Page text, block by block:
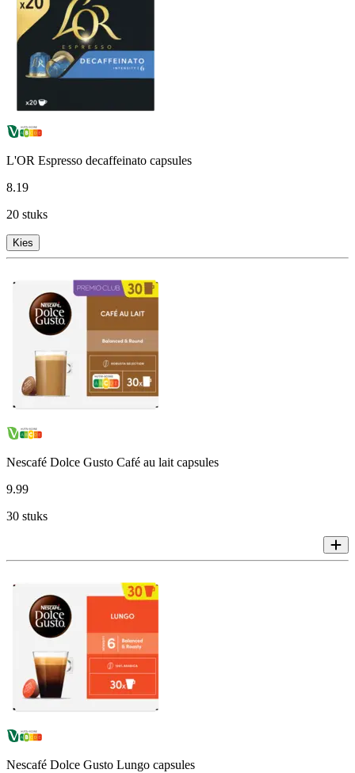
L'OR Espresso decaffeinato capsules
8.19
20 stuks
Kies
Nescafé Dolce Gusto Café au lait capsules
9.99
30 stuks
Nescafé Dolce Gusto Lungo capsules